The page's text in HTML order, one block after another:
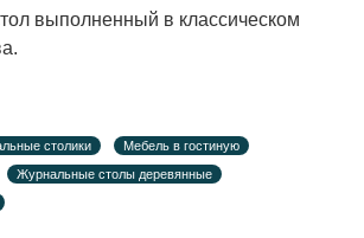
выполненный в классическом
столики
Мебель в гостиную
Журнальные столы деревянные